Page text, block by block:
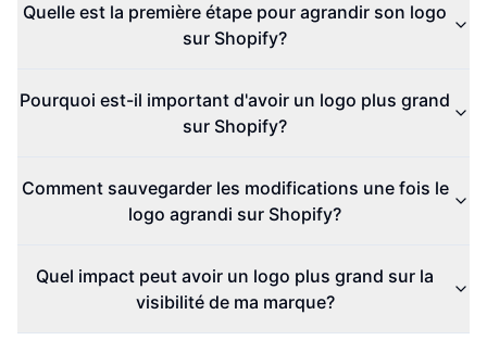
Quelle est la première étape pour agrandir son logo
sur Shopify?
Pourquoi est-il important d'avoir un logo plus grand
sur Shopify?
Comment sauvegarder les modifications une fois le
logo agrandi sur Shopify?
Quel impact peut avoir un logo plus grand sur la
visibilité de ma marque?